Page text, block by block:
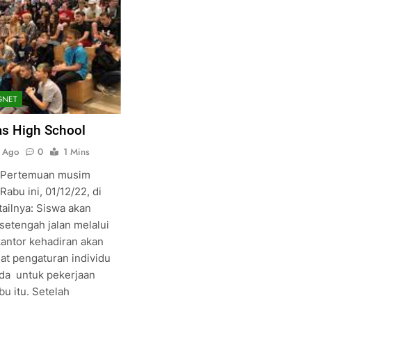
High School
Ago 0
1 Mins
musim
ini, 01/12/22, di
Siswa akan
jalan melalui
kehadiran akan
pengaturan individu
untuk pekerjaan
itu. Setelah